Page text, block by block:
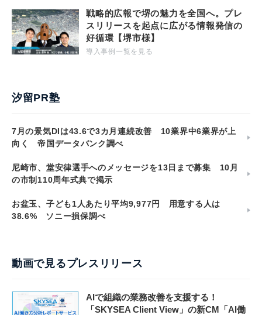
戦略的広報で堺の魅力を全国へ。プレ
スリリースを起点に広がる情報発信の
好循環【堺市様】
導入事例一覧を見る
汐留PR塾
7月の景気DIは43.6で3カ月連続改善 10業界中6業界が上
向く 帝国データバンク調べ
尼崎市、堂安律選手へのメッセージを13日まで募集 10月
の市制110周年式典で掲示
お盆玉、子ども1人あたり平均9,977円 用意する人は
38.6% ソニー損保調べ
動画で見るプレスリリース
AIで組織の業務改善を支援する！
「SKYSEA Client View」の新CM「AI働